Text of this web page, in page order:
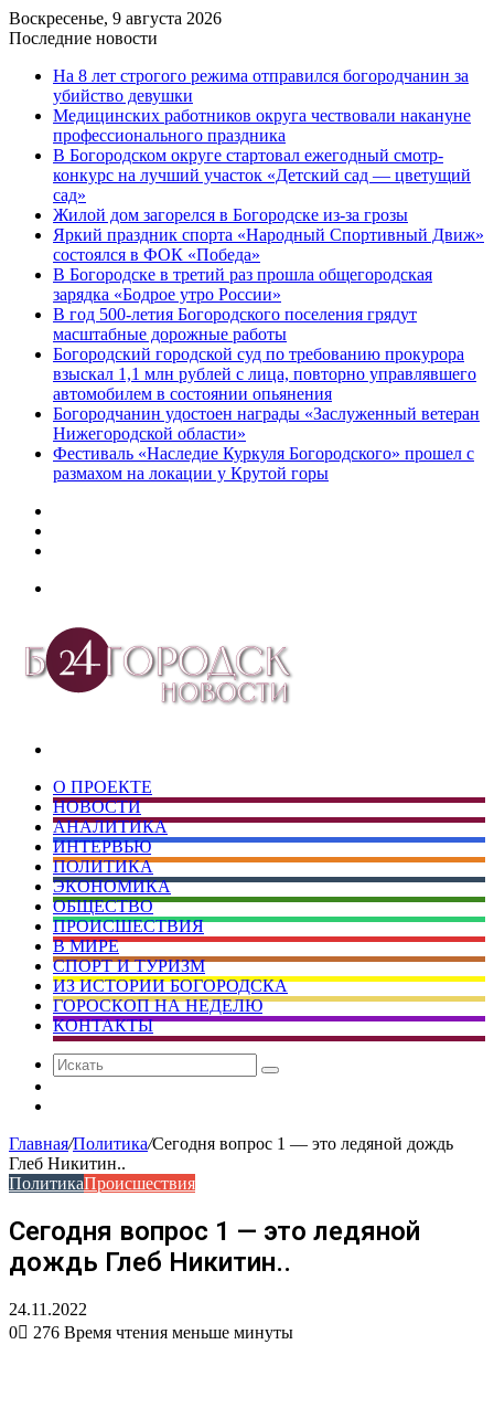
Воскресенье, 9 августа 2026
Последние новости
На 8 лет строгого режима отправился богородчанин за
убийство девушки
Медицинских работников округа чествовали накануне
профессионального праздника
В Богородском округе стартовал ежегодный смотр-
конкурс на лучший участок «Детский сад — цветущий
сад»
Жилой дом загорелся в Богородске из-за грозы
Яркий праздник спорта «Народный Спортивный Движ»
состоялся в ФОК «Победа»
В Богородске в третий раз прошла общегородская
зарядка «Бодрое утро России»
В год 500-летия Богородского поселения грядут
масштабные дорожные работы
️Богородский городской суд по требованию прокурора
взыскал 1,1 млн рублей с лица, повторно управлявшего
автомобилем в состоянии опьянения
Богородчанин удостоен награды «Заслуженный ветеран
Нижегородской области»
Фестиваль «Наследие Куркуля Богородского» прошел с
размахом на локации у Крутой горы
О ПРОЕКТЕ
НОВОСТИ
АНАЛИТИКА
ИНТЕРВЬЮ
ПОЛИТИКА
ЭКОНОМИКА
ОБЩЕСТВО
ПРОИСШЕСТВИЯ
В МИРЕ
СПОРТ И ТУРИЗМ
ИЗ ИСТОРИИ БОГОРОДСКА
ГОРОСКОП НА НЕДЕЛЮ
КОНТАКТЫ
Искать
Главная/Политика/Сегодня вопрос 1 — это ледяной дождь
Глеб Никитин..
ПолитикаПроисшествия
Сегодня вопрос 1 — это ледяной
дождь Глеб Никитин..
24.11.2022
0
276 Время чтения меньше минуты